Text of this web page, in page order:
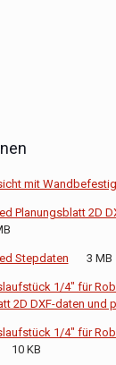
mit
Planungsblatt 2D
Stepdaten 3 MB
1/4" für
2D DXF-daten und
1/4" für
10 KB